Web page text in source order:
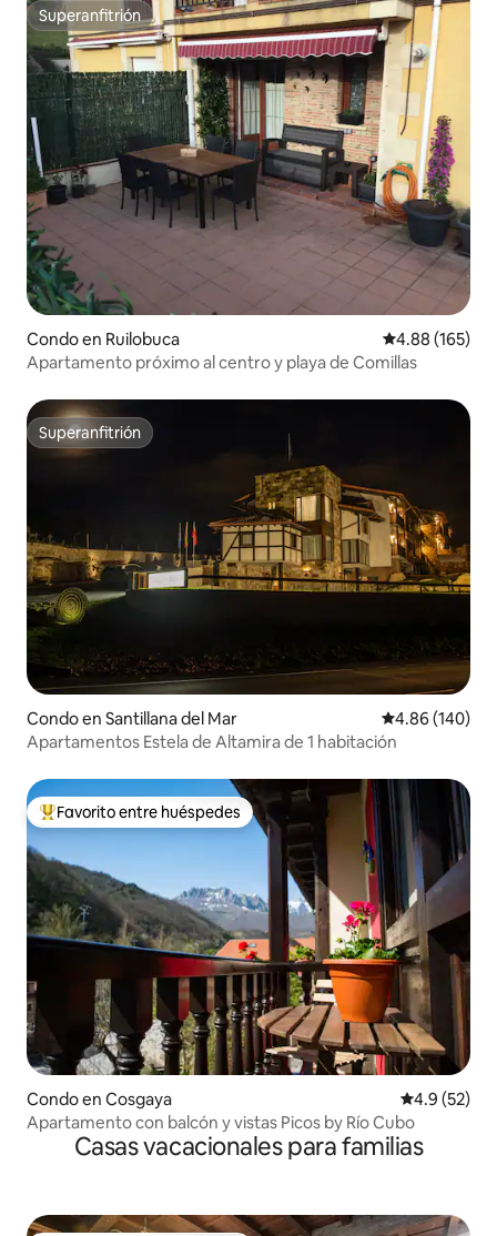
Superanfitrión
Superanfitrión
Condo en Ruilobuca Calificación
4.88 (165)
Apartamento próximo al centro y playa de Comillas
Superanfitrión
Superanfitrión
Condo en Santillana del Mar Calificación
4.86 (140)
Apartamentos Estela de Altamira de 1 habitación
Favorito entre huéspedes preferido
Favorito entre huéspedes
Condo en Cosgaya Calificación
4.9 (52)
Apartamento con balcón y vistas Picos by Río Cubo
Casas vacacionales para familias